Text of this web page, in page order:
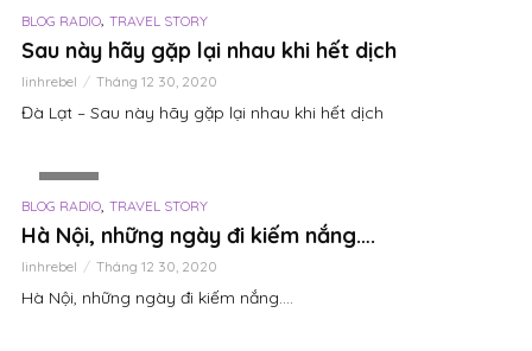
BLOG RADIO, TRAVEL STORY
Sau này hãy gặp lại nhau khi hết dịch
linhrebel Tháng 12 30, 2020
Đà Lạt – Sau này hãy gặp lại nhau khi hết dịch
BLOG RADIO, TRAVEL STORY
Hà Nội, những ngày đi kiếm nắng….
linhrebel Tháng 12 30, 2020
Hà Nội, những ngày đi kiếm nắng….